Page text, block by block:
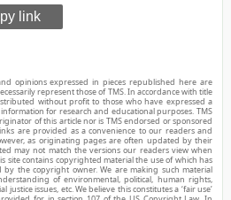
link
opinions expressed in pieces republished here are
represent those of TMS. In accordance with title
without profit to those who have expressed a
for research and educational purposes. TMS
of this article nor is TMS endorsed or sponsored
are provided as a convenience to our readers and
as originating pages are often updated by their
may not match the versions our readers view when
site contains copyrighted material the use of which has
by the copyright owner. We are making such material
of environmental, political, human rights,
justice issues, etc. We believe this constitutes a ‘fair use’